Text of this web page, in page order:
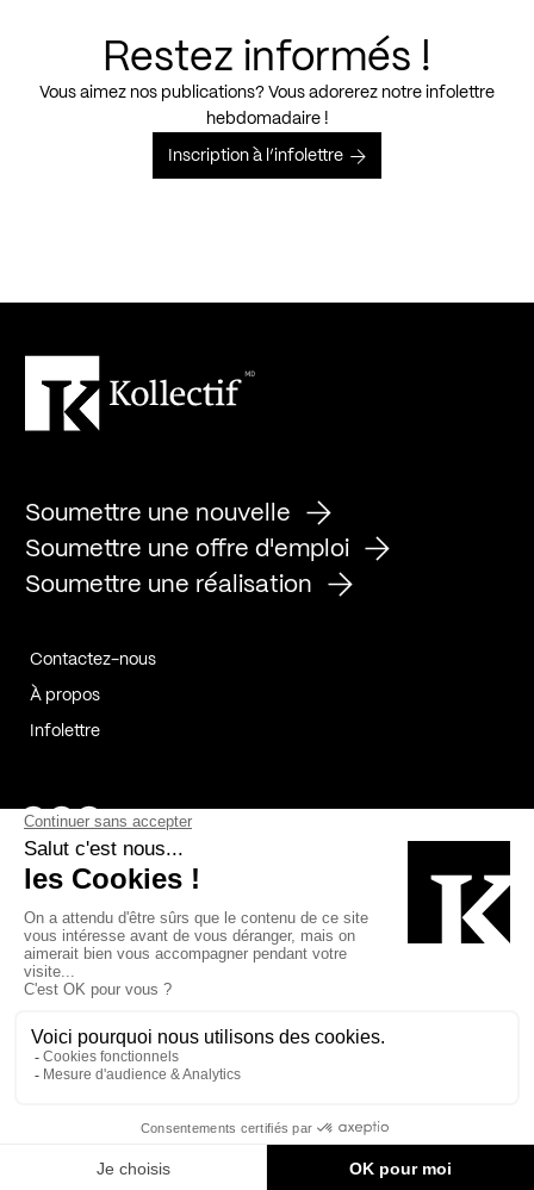
Restez informés !
Vous aimez nos publications? Vous adorerez notre infolettre
hebdomadaire !
Inscription à l’infolettre
Soumettre une nouvelle
Soumettre une offre d'emploi
Soumettre une réalisation
Contactez-nous
À propos
Infolettre
Page Facebook de Kollectif
Page Instagram de Kollectif
Page Linkedin de Kollectif
Bâtiment-Durable-Québec-1
Esquisses-1IRAC-1
MP-1 v2com-1
Cookies